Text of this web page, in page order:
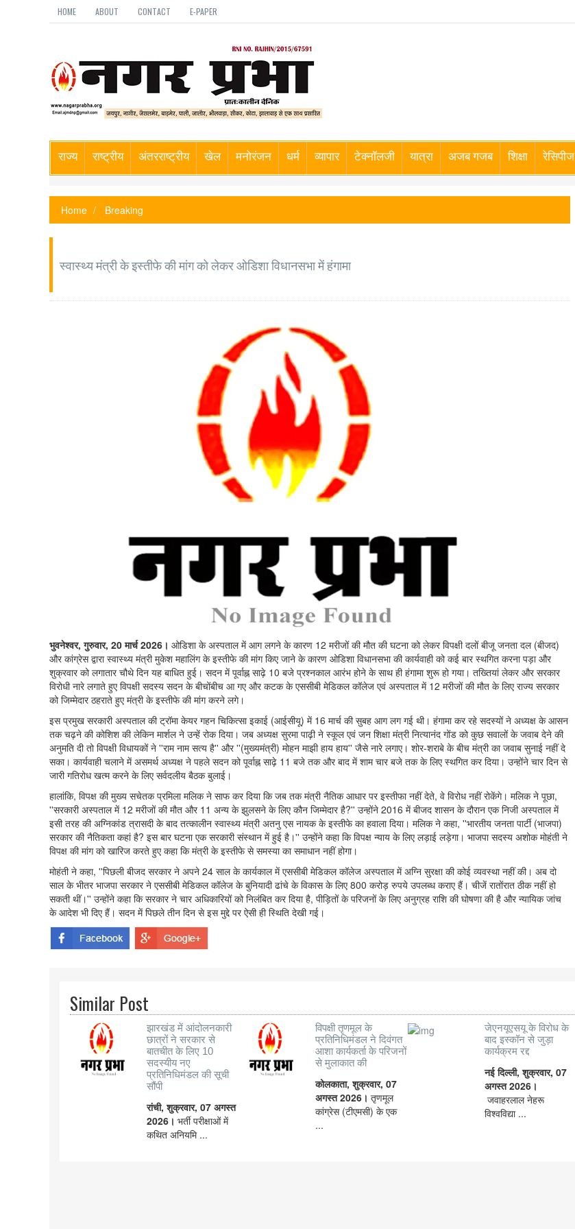
HOME ABOUT CONTACT E-PAPER
राज्य राष्ट्रीय अंतरराष्ट्रीय खेल मनोरंजन धर्म व्यापार टेक्नॉलजी यात्रा अजब गजब शिक्षा रेसिपीज
Home Breaking
स्वास्थ्य मंत्री के इस्तीफे की मांग को लेकर ओडिशा विधानसभा में हंगामा
भुवनेश्वर, गुरुवार, 20 मार्च 2026। ओडिशा के अस्पताल में आग लगने के कारण 12 मरीजों की मौत की घटना को लेकर विपक्षी दलों बीजू जनता दल (बीजद)
और कांग्रेस द्वारा स्वास्थ्य मंत्री मुकेश महालिंग के इस्तीफे की मांग किए जाने के कारण ओडिशा विधानसभा की कार्यवाही को कई बार स्थगित करना पड़ा और
शुक्रवार को लगातार चौथे दिन यह बाधित हुई। सदन में पूर्वाह्न साढ़े 10 बजे प्रश्नकाल आरंभ होने के साथ ही हंगामा शुरू हो गया। तख्तियां लेकर और सरकार
विरोधी नारे लगाते हुए विपक्षी सदस्य सदन के बीचोंबीच आ गए और कटक के एससीबी मेडिकल कॉलेज एवं अस्पताल में 12 मरीजों की मौत के लिए राज्य सरकार
को जिम्मेदार ठहराते हुए मंत्री के इस्तीफे की मांग करने लगे।
इस प्रमुख सरकारी अस्पताल की ट्रॉमा केयर गहन चिकित्सा इकाई (आईसीयू) में 16 मार्च की सुबह आग लग गई थी। हंगामा कर रहे सदस्यों ने अध्यक्ष के आसन
तक चढ़ने की कोशिश की लेकिन मार्शल ने उन्हें रोक दिया। जब अध्यक्ष सुरमा पाढ़ी ने स्कूल एवं जन शिक्षा मंत्री नित्यानंद गोंड को कुछ सवालों के जवाब देने की
अनुमति दी तो विपक्षी विधायकों ने ''राम नाम सत्य है'' और ''(मुख्यमंत्री) मोहन माझी हाय हाय'' जैसे नारे लगाए। शोर-शराबे के बीच मंत्री का जवाब सुनाई नहीं दे
सका। कार्यवाही चलाने में असमर्थ अध्यक्ष ने पहले सदन को पूर्वाह्न साढ़े 11 बजे तक और बाद में शाम चार बजे तक के लिए स्थगित कर दिया। उन्होंने चार दिन से
जारी गतिरोध खत्म करने के लिए सर्वदलीय बैठक बुलाई।
हालांकि, विपक्ष की मुख्य सचेतक प्रमिला मलिक ने साफ कर दिया कि जब तक मंत्री नैतिक आधार पर इस्तीफा नहीं देते, वे विरोध नहीं रोकेंगे। मलिक ने पूछा,
''सरकारी अस्पताल में 12 मरीजों की मौत और 11 अन्य के झुलसने के लिए कौन जिम्मेदार है?'' उन्होंने 2016 में बीजद शासन के दौरान एक निजी अस्पताल में
इसी तरह की अग्निकांड त्रासदी के बाद तत्कालीन स्वास्थ्य मंत्री अतनु एस नायक के इस्तीफे का हवाला दिया। मलिक ने कहा, ''भारतीय जनता पार्टी (भाजपा)
सरकार की नैतिकता कहां है? इस बार घटना एक सरकारी संस्थान में हुई है।'' उन्होंने कहा कि विपक्ष न्याय के लिए लड़ाई लड़ेगा। भाजपा सदस्य अशोक मोहंती ने
विपक्ष की मांग को खारिज करते हुए कहा कि मंत्री के इस्तीफे से समस्या का समाधान नहीं होगा।
मोहंती ने कहा, ''पिछली बीजद सरकार ने अपने 24 साल के कार्यकाल में एससीबी मेडिकल कॉलेज अस्पताल में अग्नि सुरक्षा की कोई व्यवस्था नहीं की। अब दो
साल के भीतर भाजपा सरकार ने एससीबी मेडिकल कॉलेज के बुनियादी ढांचे के विकास के लिए 800 करोड़ रुपये उपलब्ध कराए हैं। चीजें रातोंरात ठीक नहीं हो
सकती थीं।'' उन्होंने कहा कि सरकार ने चार अधिकारियों को निलंबित कर दिया है, पीड़ितों के परिजनों के लिए अनुग्रह राशि की घोषणा की है और न्यायिक जांच
के आदेश भी दिए हैं। सदन में पिछले तीन दिन से इस मुद्दे पर ऐसी ही स्थिति देखी गई।
Similar Post
झारखंड में आंदोलनकारी
छात्रों ने सरकार से
बातचीत के लिए 10
सदस्यीय नए
प्रतिनिधिमंडल की सूची
सौंपी
रांची, शुक्रवार, 07 अगस्त
2026। भर्ती परीक्षाओं में
कथित अनियमि ...
विपक्षी तृणमूल के
प्रतिनिधिमंडल ने दिवंगत
आशा कार्यकर्ता के परिजनों
से मुलाकात की
कोलकाता, शुक्रवार, 07
अगस्त 2026।तृणमूल
कांग्रेस (टीएमसी) के एक
...
जेएनयूएसयू के विरोध के
बाद इस्कॉन से जुड़ा
कार्यक्रम रद्द
नई दिल्ली, शुक्रवार, 07
अगस्त 2026।
जवाहरलाल नेहरू
विश्वविद्या ...